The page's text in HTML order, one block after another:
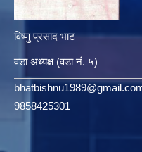
विष्णु प्रसाद भाट
वडा अध्यक्ष (वडा नं. ५)
9858425301